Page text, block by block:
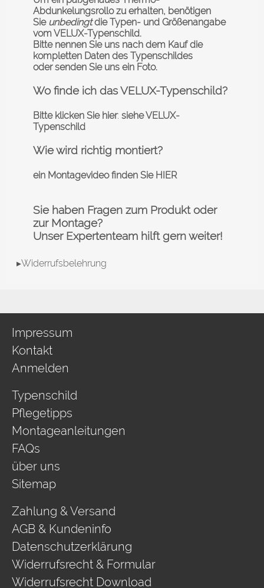
Abdunkelungsrollo zu erhalten, benötigen
Sie unbedingtdie Typen- und Größenangabe
vom VELUX-Typenschild.
Bitte nennen Sie uns nach dem Kauf die
kompletten Daten des Typenschildes
oder senden Sie uns ein Foto.
Wo finde ich das VELUX-Typenschild?
Bitte klicken Sie hier: siehe VELUX-
Typenschild
Wie wird richtig montiert?
ein Montagevideo finden Sie HIER
Sie haben Fragen zum Produkt oder
zur Montage?
Unser Expertenteam hilft gern weiter!
▸Widerrufsbelehrung
Impressum
Kontakt
Anmelden
Typenschild
Pflegetipps
Montageanleitungen
FAQs
über uns
Sitemap
Zahlung & Versand
AGB & Kundeninfo
Datenschutzerklärung
Widerrufsrecht & Formular
Widerrufsrecht Download